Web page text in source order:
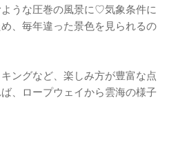
うな圧巻の風景に♡気象条件に
、毎年違った景色を見られるの
ングなど、楽しみ方が豊富な点
、ロープウェイから雲海の様子